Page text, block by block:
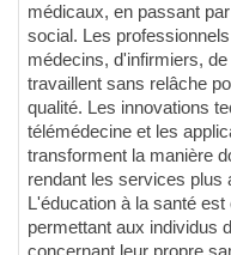
médicaux, en passant
social. Les
médecins, d'infirmiers,
travaillent sans relâche
qualité. Les innovations
télémédecine et les
transforment la manière
rendant les services plus
L'éducation à la santé
permettant aux individus
concernant leur propre